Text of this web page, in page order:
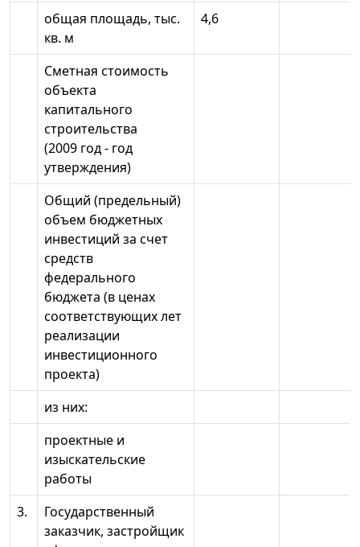
общая площадь, тыс.
кв. м
4,6
Сметная стоимость
объекта
капитального
строительства
(2009 год - год
утверждения)
Общий (предельный)
объем бюджетных
инвестиций за счет
средств
федерального
бюджета (в ценах
соответствующих лет
реализации
инвестиционного
проекта)
из них:
проектные и
изыскательские
работы
3.
Государственный
заказчик, застройщик